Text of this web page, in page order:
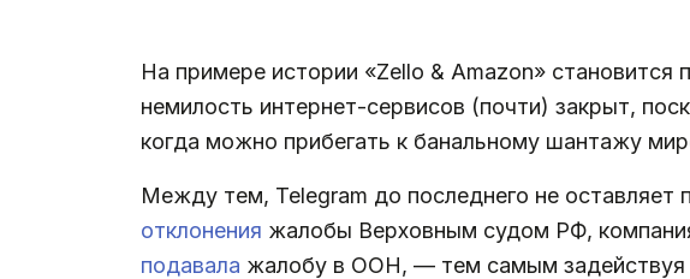
На примере истории «Zello & Amazon»
немилость интернет-сервисов (почти) закрыт,
когда можно прибегать к банальному шантажу
Между тем, Telegram до последнего не
отклонения жалобы Верховным судом РФ,
подавала жалобу в ООН, — тем самым задействуя